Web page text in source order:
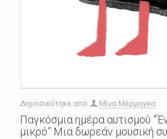
Δημοσιεύτηκε από Μίνα Μέρμηγκα
Παγκόσμια ημέρα αυτισμού
μικρό” Μια δωρεάν μουσική